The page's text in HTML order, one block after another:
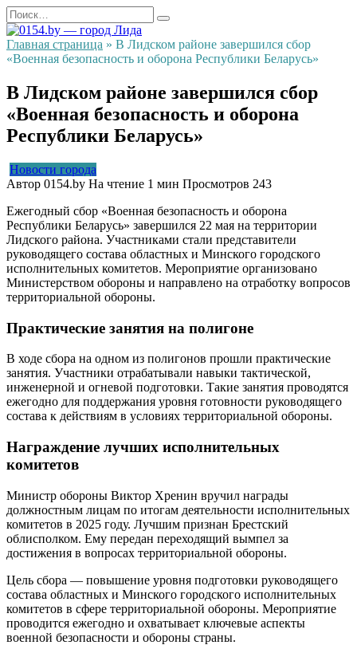
Перейти
к
содержанию
Search
for:
Главная страница » В Лидском районе завершился сбор
«Военная безопасность и оборона Республики Беларусь»
В Лидском районе завершился сбор
«Военная безопасность и оборона
Республики Беларусь»
Новости города
Автор 0154.by На чтение 1 мин Просмотров 243
Ежегодный сбор «Военная безопасность и оборона
Республики Беларусь» завершился 22 мая на территории
Лидского района. Участниками стали представители
руководящего состава областных и Минского городского
исполнительных комитетов. Мероприятие организовано
Министерством обороны и направлено на отработку вопросов
территориальной обороны.
Практические занятия на полигоне
В ходе сбора на одном из полигонов прошли практические
занятия. Участники отрабатывали навыки тактической,
инженерной и огневой подготовки. Такие занятия проводятся
ежегодно для поддержания уровня готовности руководящего
состава к действиям в условиях территориальной обороны.
Награждение лучших исполнительных
комитетов
Министр обороны Виктор Хренин вручил награды
должностным лицам по итогам деятельности исполнительных
комитетов в 2025 году. Лучшим признан Брестский
облисполком. Ему передан переходящий вымпел за
достижения в вопросах территориальной обороны.
Цель сбора — повышение уровня подготовки руководящего
состава областных и Минского городского исполнительных
комитетов в сфере территориальной обороны. Мероприятие
проводится ежегодно и охватывает ключевые аспекты
военной безопасности и обороны страны.